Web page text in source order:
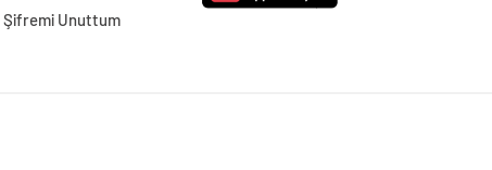
Şifremi Unuttum